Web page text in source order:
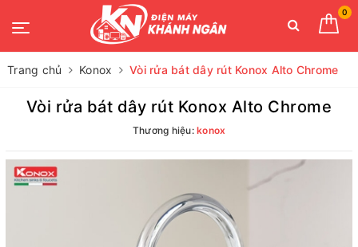
0
Trang chủ Konox Vòi rửa bát dây rút Konox Alto Chrome
Vòi rửa bát dây rút Konox Alto Chrome
Thương hiệu: konox